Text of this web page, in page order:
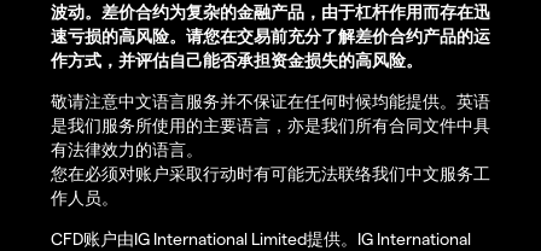
波动。差价合约为复杂的金融产品，由于杠杆作用而存在迅
速亏损的高风险。请您在交易前充分了解差价合约产品的运
作方式，并评估自己能否承担资金损失的高风险。
敬请注意中文语言服务并不保证在任何时候均能提供。英语
是我们服务所使用的主要语言，亦是我们所有合同文件中具
有法律效力的语言。
您在必须对账户采取行动时有可能无法联络我们中文服务工
作人员。
CFD账户由IG International Limited提供。IG International